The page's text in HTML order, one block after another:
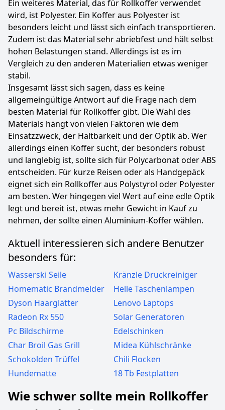
Ein weiteres Material, das für Rollkoffer verwendet
wird, ist Polyester. Ein Koffer aus Polyester ist
besonders leicht und lässt sich einfach transportieren.
Zudem ist das Material sehr abriebfest und hält selbst
hohen Belastungen stand. Allerdings ist es im
Vergleich zu den anderen Materialien etwas weniger
stabil.
Insgesamt lässt sich sagen, dass es keine
allgemeingültige Antwort auf die Frage nach dem
besten Material für Rollkoffer gibt. Die Wahl des
Materials hängt von vielen Faktoren wie dem
Einsatzzweck, der Haltbarkeit und der Optik ab. Wer
allerdings einen Koffer sucht, der besonders robust
und langlebig ist, sollte sich für Polycarbonat oder ABS
entscheiden. Für kurze Reisen oder als Handgepäck
eignet sich ein Rollkoffer aus Polystyrol oder Polyester
am besten. Wer hingegen viel Wert auf eine edle Optik
legt und bereit ist, etwas mehr Gewicht in Kauf zu
nehmen, der sollte einen Aluminium-Koffer wählen.
Aktuell interessieren sich andere Benutzer
besonders für:
Wasserski Seile
Kränzle Druckreiniger
Homematic Brandmelder
Helle Taschenlampen
Dyson Haarglätter
Lenovo Laptops
Radeon Rx 550
Solar Generatoren
Pc Bildschirme
Edelschinken
Char Broil Gas Grill
Midea Kühlschränke
Schokolden Trüffel
Chili Flocken
Hundematte
18 Tb Festplatten
Wie schwer sollte mein Rollkoffer